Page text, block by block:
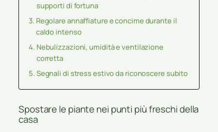
supporti di fortuna
Regolare annaffiature e concime durante il
caldo intenso
Nebulizzazioni, umidità e ventilazione
corretta
Segnali di stress estivo da riconoscere subito
Spostare le piante nei punti più freschi della
casa